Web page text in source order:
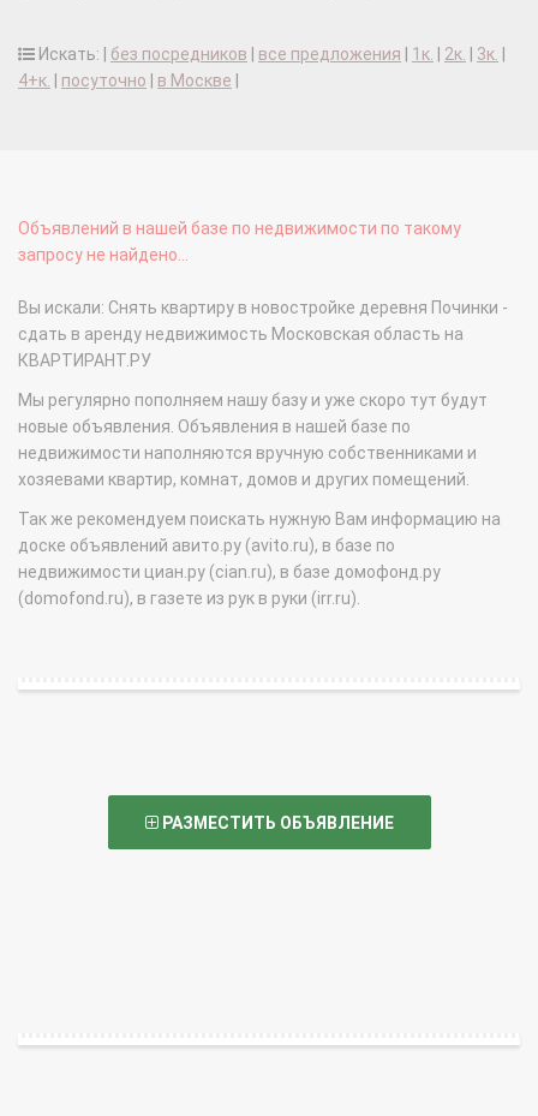
Искать: | без посредников все предложения 1к. 2к. 3к.
4+к.
посуточно в Москве
Объявлений в нашей базе по недвижимости по такому
запросу не найдено...
Вы искали: Снять квартиру в новостройке деревня Починки -
сдать в аренду недвижимость Московская область на
КВАРТИРАНТ.РУ
Мы регулярно пополняем нашу базу и уже скоро тут будут
новые объявления. Объявления в нашей базе по
недвижимости наполняются вручную собственниками и
хозяевами квартир, комнат, домов и других помещений.
Так же рекомендуем поискать нужную Вам информацию на
доске объявлений авито.ру (avito.ru), в базе по
недвижимости циан.ру (cian.ru), в базе домофонд.ру
(domofond.ru), в газете из рук в руки (irr.ru).
РАЗМЕСТИТЬ ОБЪЯВЛЕНИЕ